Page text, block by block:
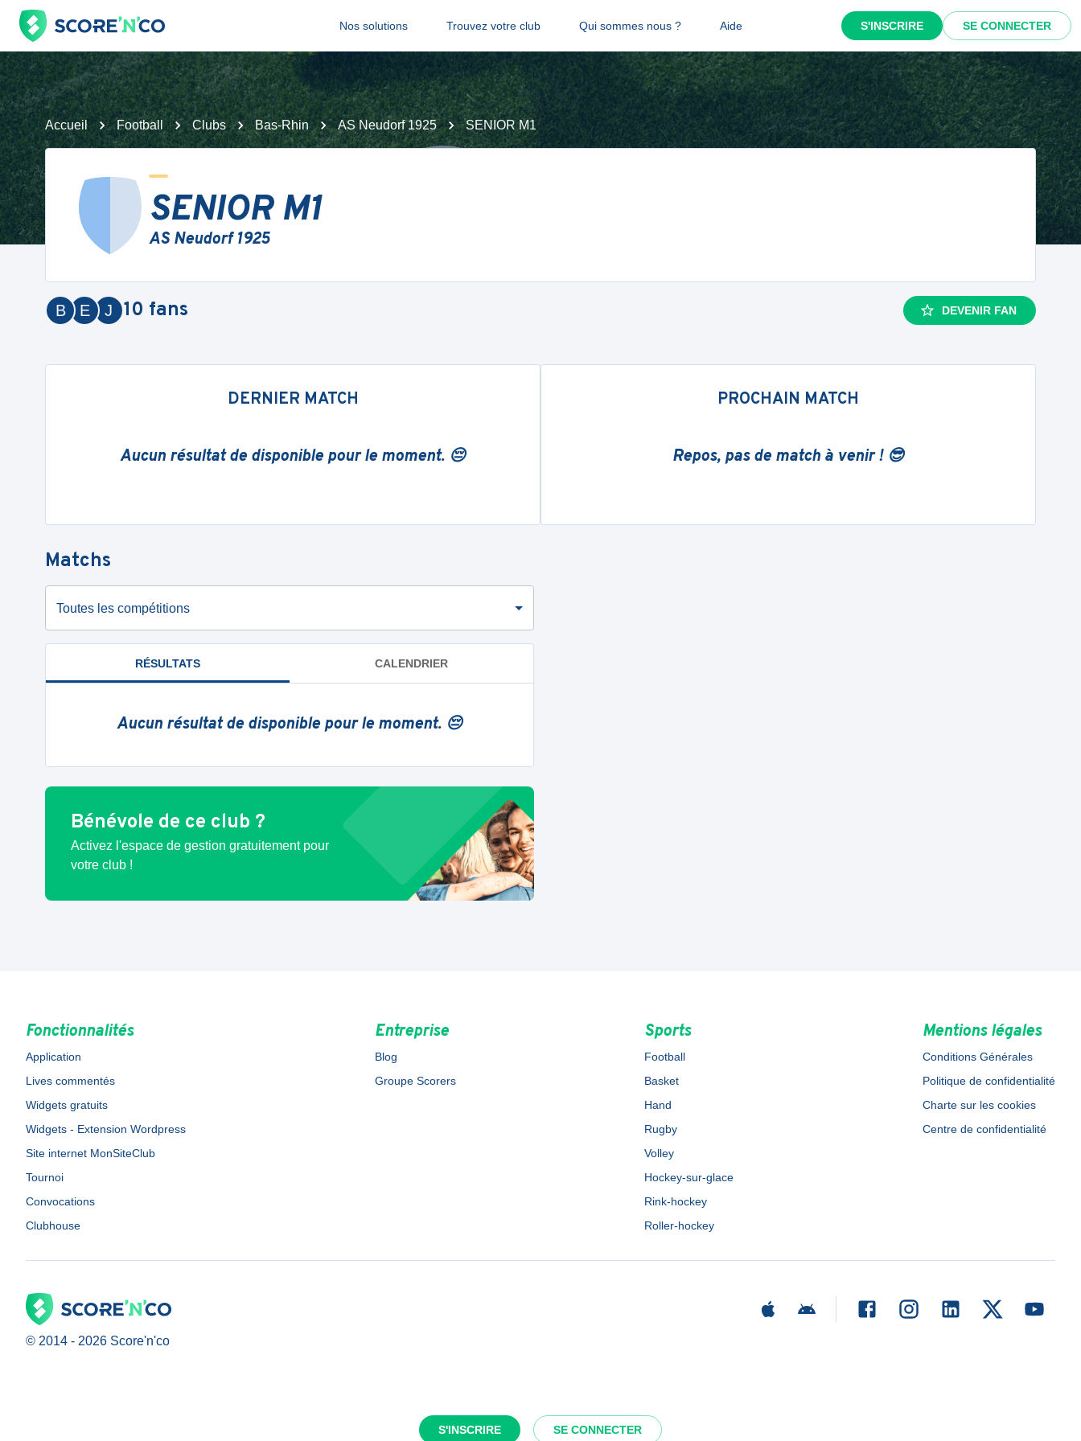
Nos solutions Trouvez votre club Qui sommes nous ? Aide S'INSCRIRE SE CONNECTER
S'INSCRIRE SE CONNECTER
Accueil Football Clubs Bas-Rhin AS Neudorf 1925 SENIOR M1
SENIOR M1
AS Neudorf 1925
J
E
B 10 fans DEVENIR FAN
DERNIER MATCH
Aucun résultat de disponible pour le moment. 😔
PROCHAIN MATCH
Repos, pas de match à venir ! 😎
Matchs
Toutes les compétitions
RÉSULTATS CALENDRIER
Aucun résultat de disponible pour le moment. 😔
Bénévole de ce club ?
Activez l'espace de gestion gratuitement pour
votre club !
Fonctionnalités
Application
Lives commentés
Widgets gratuits
Widgets - Extension Wordpress
Site internet MonSiteClub
Tournoi
Convocations
Clubhouse
Entreprise
Blog
Groupe Scorers
Sports
Football
Basket
Hand
Rugby
Volley
Hockey-sur-glace
Rink-hockey
Roller-hockey
Mentions légales
Conditions Générales
Politique de confidentialité
Charte sur les cookies
Centre de confidentialité
© 2014 - 2026 Score'n'co